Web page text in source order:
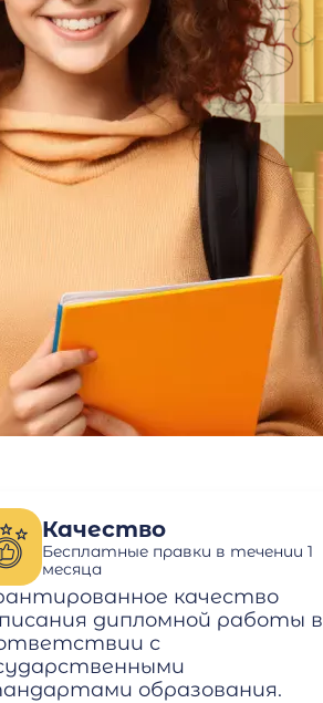
Качество
Бесплатные правки в течении 1
месяца
качество
дипломной работы в
с
образования.